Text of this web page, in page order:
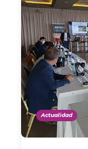
Actualidad